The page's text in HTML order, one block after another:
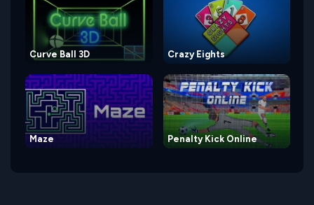
Curve Ball 3D Crazy Eights
Maze Penalty Kick Online